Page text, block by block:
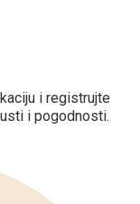
i registrujte
i pogodnosti.